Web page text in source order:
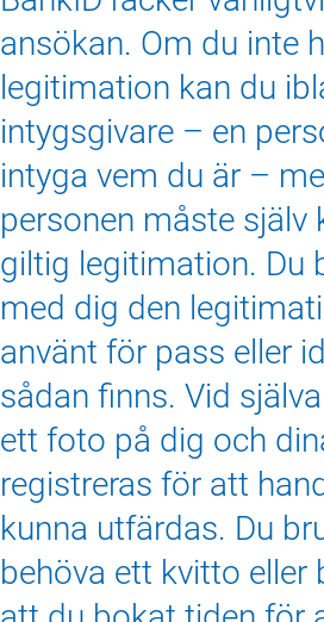
ansökan. Om du inte
legitimation kan du
intygsgivare – en
intyga vem du är –
personen måste själv
giltig legitimation. Du
med dig den
använt för pass eller
sådan finns. Vid
ett foto på dig och
registreras för att
kunna utfärdas. Du
behöva ett kvitto eller